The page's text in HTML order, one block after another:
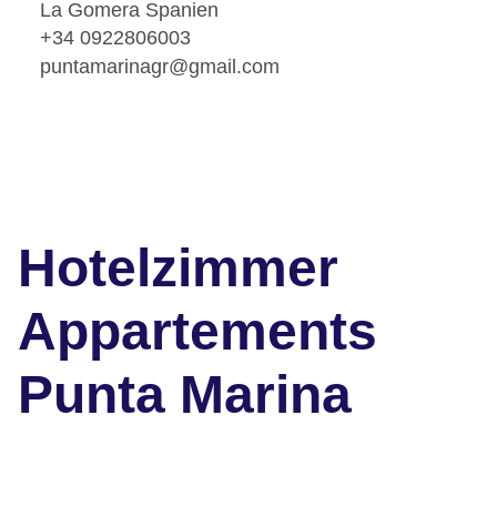
La Gomera Spanien
+34 0922806003
puntamarinagr@gmail.com
Hotelzimmer
Appartements
Punta Marina